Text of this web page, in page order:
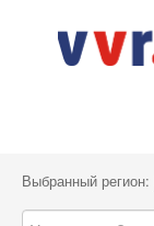
Выбранный регион: